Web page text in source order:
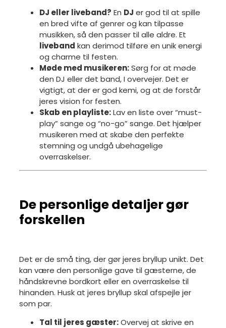
DJ eller liveband? En DJ er god til at spille
en bred vifte af genrer og kan tilpasse
musikken, så den passer til alle aldre. Et
liveband kan derimod tilføre en unik energi
og charme til festen.
Møde med musikeren:Sørg for at møde
den DJ eller det band, I overvejer. Det er
vigtigt, at der er god kemi, og at de forstår
jeres vision for festen.
Skab en playliste:Lav en liste over “must-
play” sange og “no-go” sange. Det hjælper
musikeren med at skabe den perfekte
stemning og undgå ubehagelige
overraskelser.
De personlige detaljer gør
forskellen
Det er de små ting, der gør jeres bryllup unikt. Det
kan være den personlige gave til gæsterne, de
håndskrevne bordkort eller en overraskelse til
hinanden. Husk at jeres bryllup skal afspejle jer
som par.
Tal til jeres gæster:Overvej at skrive en